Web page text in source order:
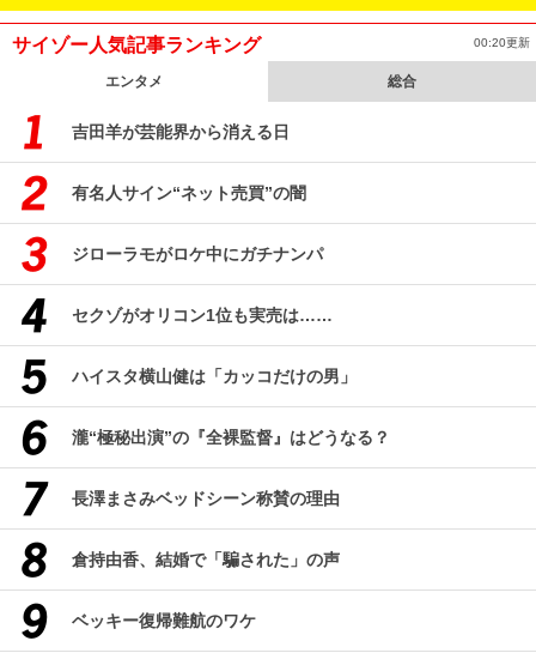
サイゾー人気記事ランキング 00:20更新
エンタメ 総合
吉田羊が芸能界から消える日
有名人サイン“ネット売買”の闇
ジローラモがロケ中にガチナンパ
セクゾがオリコン1位も実売は……
ハイスタ横山健は「カッコだけの男」
瀧“極秘出演”の『全裸監督』はどうなる？
長澤まさみベッドシーン称賛の理由
倉持由香、結婚で「騙された」の声
ベッキー復帰難航のワケ